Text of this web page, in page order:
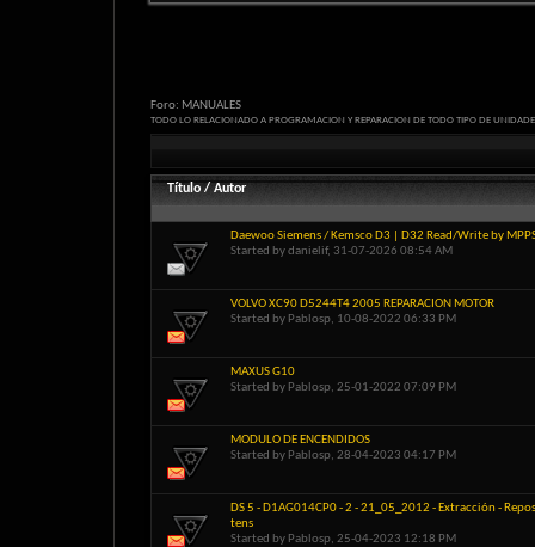
Foro: MANUALES
TODO LO RELACIONADO A PROGRAMACION Y REPARACION DE TODO TIPO DE
Título / Autor
Daewoo Siemens / Kemsco D3 | D32 Read/Write by
Started bydanielif, 31-07-2026 08:54 AM
VOLVO XC90 D5244T4 2005 REPARACION MOTOR
Started by Pablosp, 10-08-2022 06:33 PM
MAXUS G10
Started by Pablosp, 25-01-2022 07:09 PM
MODULO DE ENCENDIDOS
Started by Pablosp, 28-04-2023 04:17 PM
DS 5 - D1AG014CP0 - 2 - 21_05_2012 - Extracción -
tens
Started by Pablosp, 25-04-2023 12:18 PM